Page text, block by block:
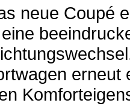
neue Coupé